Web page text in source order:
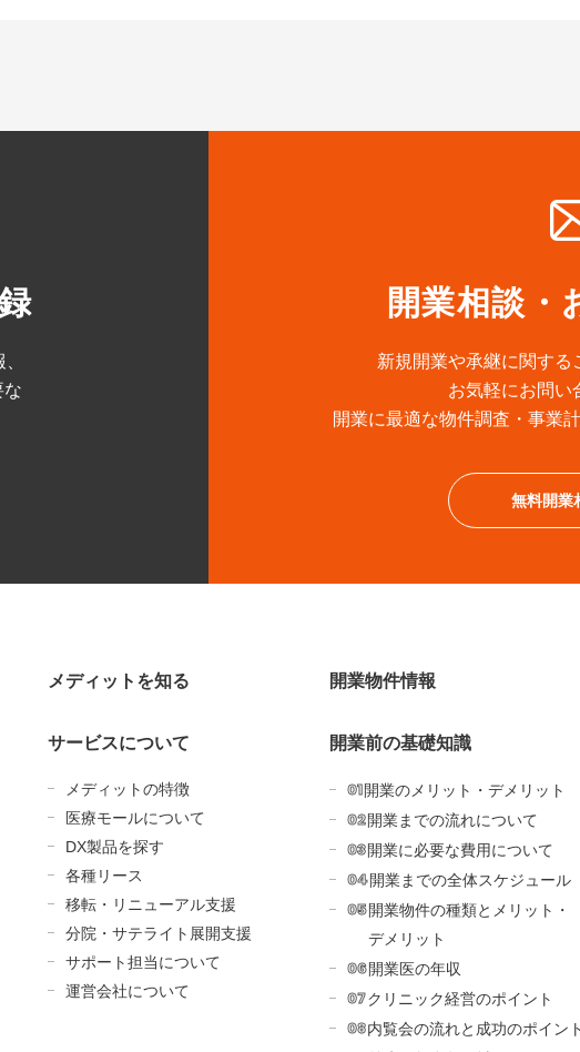
な
開業相談・
新規開業や承継に関する
お気軽にお問い
開業に最適な物件調査・ 事業
無料開業
メディットを知る
サービスについて
メディットの特徴
医療モールについて
DX製品を探す
各種リース
移転・リニューアル支援
分院・サテライト展開支援
サポート担当について
運営会社について
開業物件情報
開業前の基礎知識
開業のメリット・デメリット
開業までの流れについて
開業に必要な費用について
開業までの全体スケジュール
開業物件の種類とメリット・
デメリット
開業医の年収
クリニック経営のポイント
内覧会の流れと成功のポイント